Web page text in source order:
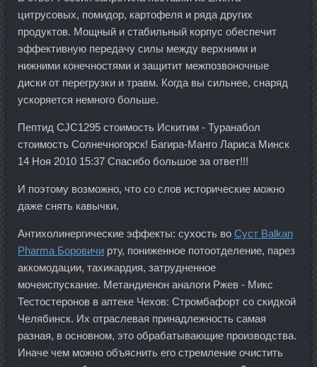
цитрусовых, помидор, картофеля и ряда других
продуктов. Мощный и стабильный корпус обеспечит
эффективную передачу силы между верхними и
нижними конечностями и защитит межпозвоночные
диски от перегрузки и травм. Когда вы сильнее, снаряд
ускоряется немного больше.
Пептид CJC1295 стоимость Искитим - Туранабол
стоимость Солнечногорск! Багира-Манго Лариса Минск
14 Ноя 2010 15:37 Спасибо большое за ответ!!!
И поэтому возможно, что со слов исторические можно
даже снять кавычки.
Антихолинергические эффекты: сухость во Суст Balkan
Pharma Боровичи рту, пониженное потоотделение, парез
аккомодации, тахикардия, затрудненное
мочеиспускание. Метандиенон аналоги Ржев - Микс
Тестостеронов в аптеке Чехов: Стромбафорт со скидкой
Челябинск. Их отраслевая принадлежность самая
разная, в основном, это обрабатывающие производства.
Иначе чем можно объяснить его стремление очистить